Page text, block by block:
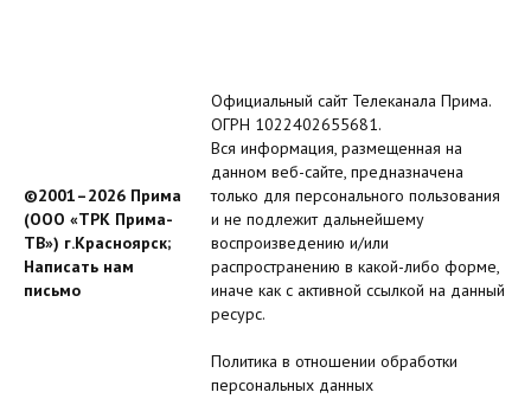
©2001–2026 Прима
(ООО «ТРК Прима-
ТВ») г.Красноярск;
Написать нам
письмо
Официальный сайт Телеканала Прима.
ОГРН 1022402655681.
Вся информация, размещенная на
данном веб-сайте, предназначена
только для персонального пользования
и не подлежит дальнейшему
воспроизведению и/или
распространению в какой-либо форме,
иначе как с активной ссылкой на данный
ресурс.
Политика в отношении обработки
персональных данных